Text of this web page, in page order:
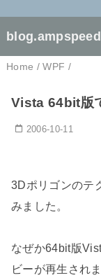
blog.ampspeed
Home /WPF /
Vista 64bit版
2006-10-11
3Dポリゴンのテ
みました。
なぜか64bit版
ビーが再生されま